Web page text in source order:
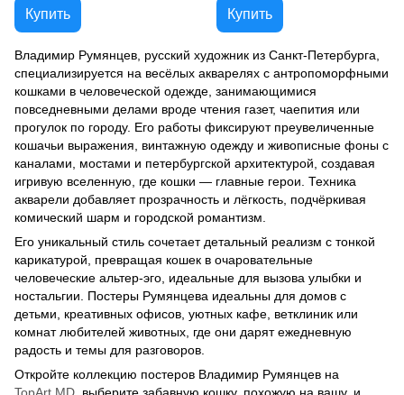
Купить Купить
Владимир Румянцев, русский художник из Санкт-Петербурга,
специализируется на весёлых акварелях с антропоморфными
кошками в человеческой одежде, занимающимися
повседневными делами вроде чтения газет, чаепития или
прогулок по городу. Его работы фиксируют преувеличенные
кошачьи выражения, винтажную одежду и живописные фоны с
каналами, мостами и петербургской архитектурой, создавая
игривую вселенную, где кошки — главные герои. Техника
акварели добавляет прозрачность и лёгкость, подчёркивая
комический шарм и городской романтизм.
Его уникальный стиль сочетает детальный реализм с тонкой
карикатурой, превращая кошек в очаровательные
человеческие альтер-эго, идеальные для вызова улыбки и
ностальгии. Постеры Румянцева идеальны для домов с
детьми, креативных офисов, уютных кафе, ветклиник или
комнат любителей животных, где они дарят ежедневную
радость и темы для разговоров.
Откройте коллекцию постеров Владимир Румянцев на